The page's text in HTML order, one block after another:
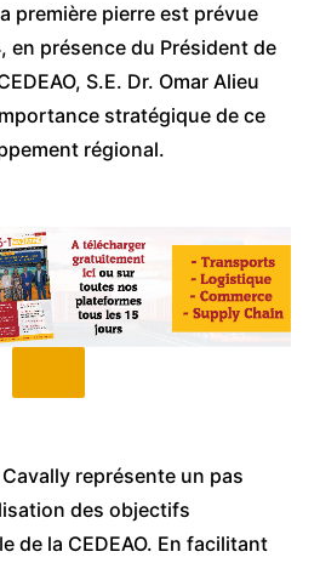
première pierre est prévue
en présence du Président de
S.E. Dr. Omar Alieu
stratégique de ce
régional.
représente un pas
des objectifs
de la CEDEAO. En facilitant